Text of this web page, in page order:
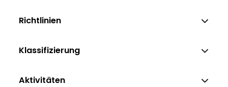
Richtlinien
Klassifizierung
Aktivitäten